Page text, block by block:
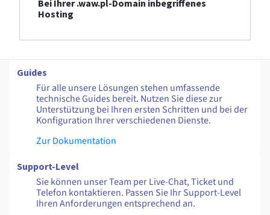
Bei Ihrer .waw.pl-Domain inbegriffenes
Hosting
Guides
Für alle unsere Lösungen stehen umfassende
technische Guides bereit. Nutzen Sie diese zur
Unterstützung bei Ihren ersten Schritten und bei der
Konfiguration Ihrer verschiedenen Dienste.
Zur Dokumentation
Support-Level
Sie können unser Team per Live-Chat, Ticket und
Telefon kontaktieren. Passen Sie Ihr Support-Level
Ihren Anforderungen entsprechend an.